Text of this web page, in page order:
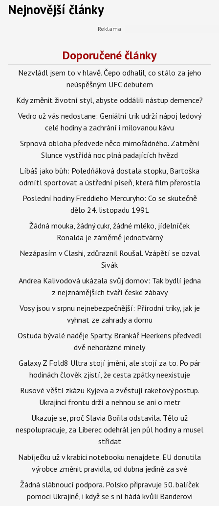
Nejnovější články
Doporučené články
Nezvládl jsem to v hlavě. Čepo odhalil, co stálo za jeho
neúspěšným UFC debutem
Kdy změnit životní styl, abyste oddálili nástup demence?
Vedro už vás nedostane: Geniální trik udrží nápoj ledový
celé hodiny a zachrání i milovanou kávu
Srpnová obloha předvede něco mimořádného. Zatmění
Slunce vystřídá noc plná padajících hvězd
Líbáš jako bůh: Poledňáková dostala stopku, Bartoška
odmítl sportovat a ústřední píseň, která film přerostla
Poslední hodiny Freddieho Mercuryho: Co se skutečně
dělo 24. listopadu 1991
Žádná mouka, žádný cukr, žádné mléko, jídelníček
Ronalda je záměrně jednotvárný
Nezápasím v Clashi, zdůraznil Roušal. Vzápětí se ozval
Sivák
Andrea Kalivodová ukázala svůj domov: Tak bydlí jedna
z nejznámějších tváří české zábavy
Vosy jsou v srpnu nejnebezpečnější: Přírodní triky, jak je
vyhnat ze zahrady a domu
Ostuda bývalé naděje Sparty. Brankář Heerkens předvedl
dvě nehorázné minely
Galaxy Z Fold8 Ultra stojí jmění, ale stojí za to. Po pár
hodinách člověk zjistí, že cesta zpátky neexistuje
Rusové věští zkázu Kyjeva a zvěstují raketový postup.
Ukrajinci frontu drží a nehnou se ani o metr
Ukazuje se, proč Slavia Bořila odstavila. Tělo už
nespolupracuje, za Liberec odehrál jen půl hodiny a musel
střídat
Nabíječku už v krabici notebooku nenajdete. EU donutila
výrobce změnit pravidla, od dubna jedině za své
Žádná slábnoucí podpora. Polsko připravuje 50. balíček
pomoci Ukrajině, i když se s ní hádá kvůli Banderovi